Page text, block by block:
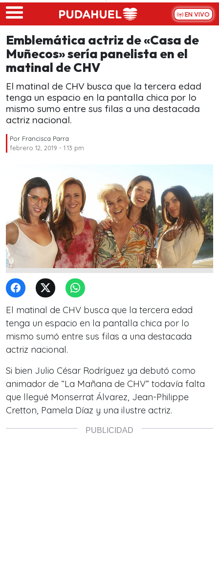
Skip to main content
EN VIVO
Emblemática actriz de «Casa de
Muñecos» sería panelista en el
matinal de CHV
El matinal de CHV busca que la tercera edad
tenga un espacio en la pantalla chica por lo
mismo sumo entre sus filas a una destacada
actriz nacional.
Por Francisca Parra
febrero 12, 2019 - 1:13 pm
El matinal de CHV busca que la tercera edad
tenga un espacio en la pantalla chica por lo
mismo sumó entre sus filas a una destacada
actriz nacional.
Si bien Julio César Rodríguez ya debutó como
animador de “La Mañana de CHV” todavía falta
que llegué Monserrat Álvarez, Jean-Philippe
Cretton, Pamela Díaz y una ilustre actriz.